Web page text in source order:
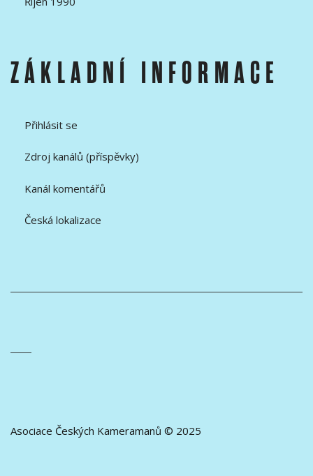
ZÁKLADNÍ INFORMACE
Přihlásit se
Zdroj kanálů (příspěvky)
Kanál komentářů
Česká lokalizace
Asociace Českých Kameramanů © 2025